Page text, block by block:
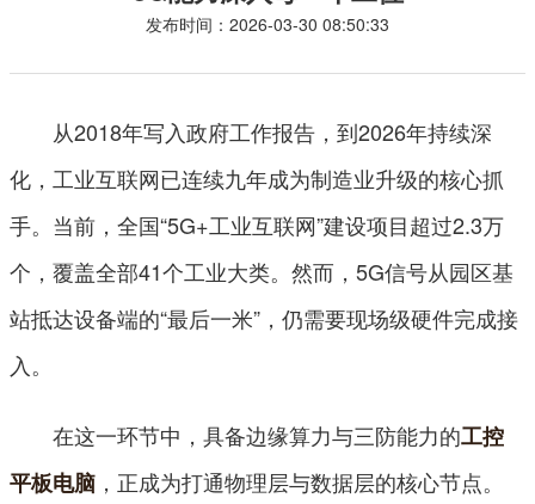
发布时间：2026-03-30 08:50:33
从2018年写入政府工作报告，到2026年持续深
化，工业互联网已连续九年成为制造业升级的核心抓
手。当前，全国“5G+工业互联网”建设项目超过2.3万
个，覆盖全部41个工业大类。然而，5G信号从园区基
站抵达设备端的“最后一米”，仍需要现场级硬件完成接
入。
在这一环节中，具备边缘算力与三防能力的工控
平板电脑 ，正成为打通物理层与数据层的核心节点。